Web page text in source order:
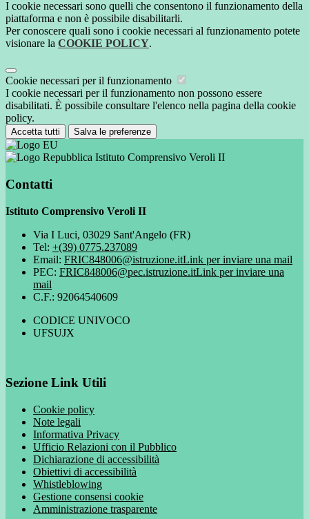
I cookie necessari sono quelli che consentono il funzionamento della
piattaforma e non è possibile disabilitarli.
Per conoscere quali sono i cookie necessari al funzionamento potete
visionare la COOKIE POLICY.
Cookie necessari per il funzionamento
I cookie necessari per il funzionamento non possono essere
disabilitati. È possibile consultare l'elenco nella pagina della cookie
policy.
Accetta tutti Salva le preferenze
Istituto Comprensivo Veroli II
Contatti
Istituto Comprensivo Veroli II
Via I Luci, 03029 Sant'Angelo (FR)
Tel: +(39) 0775.237089
Email: FRIC848006@istruzione.itLink per inviare una mail
PEC: FRIC848006@pec.istruzione.itLink per inviare una
mail
C.F.: 92064540609
CODICE UNIVOCO
UFSUJX
Sezione Link Utili
Cookie policy
Note legali
Informativa Privacy
Ufficio Relazioni con il Pubblico
Dichiarazione di accessibilità
Obiettivi di accessibilità
Whistleblowing
Gestione consensi cookie
Amministrazione trasparente